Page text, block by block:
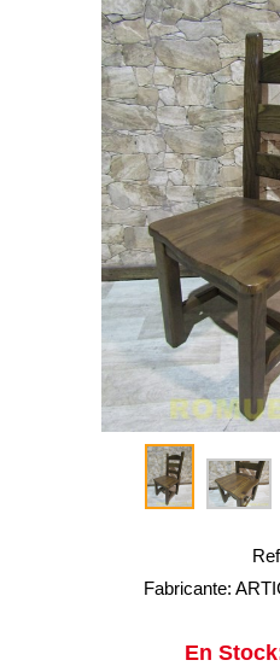
Fabricante:
En